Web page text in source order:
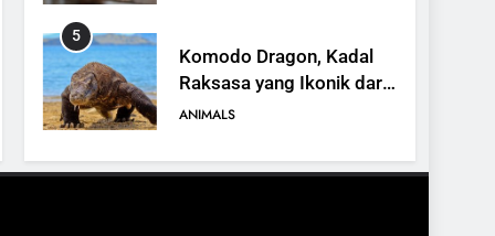
5
Komodo Dragon, Kadal
Raksasa yang Ikonik dari
Indonesia
ANIMALS
6
Kanguru Pohon Mantel